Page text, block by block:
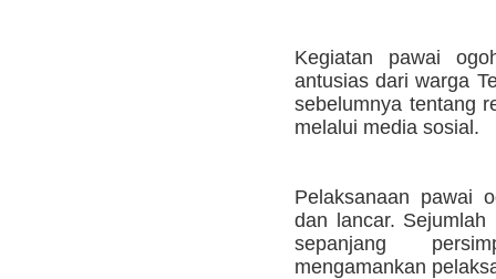
Kegiatan pawai
antusias dari warga
sebelumnya tentang
melalui media sosial.
Pelaksanaan pawai
dan lancar.
sepanjang
mengamankan